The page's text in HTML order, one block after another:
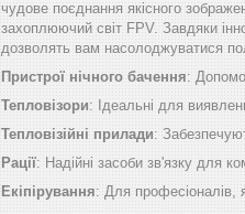
чудове поєднання якісного
захоплюючий світ FPV. Завдяки
дозволять вам насолоджуватися
Пристрої нічного бачення:
Тепловізори: Ідеальні для
Тепловізійні прилади:
Рації: Надійні засоби зв'язку для
Екіпірування: Для професіоналів,